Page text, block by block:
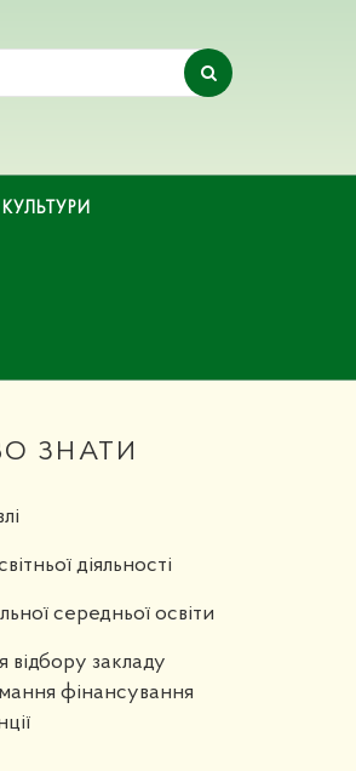
ЗНАТИ
діяльності
середньої освіти
закладу
фінансування